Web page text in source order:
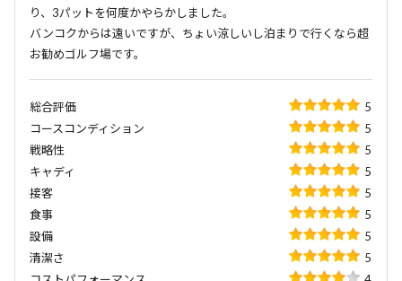
り、3パットを何度かやらかしました。
バンコクからは遠いですが、ちょい涼しいし泊まりで行くなら超
お勧めゴルフ場です。
総合評価
5
コースコンディション
5
戦略性
5
キャディ
5
接客
5
食事
5
設備
5
清潔さ
5